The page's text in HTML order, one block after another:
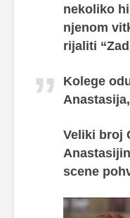
nekoliko
njenom
rijaliti
Kolege
Veliki broj
scene